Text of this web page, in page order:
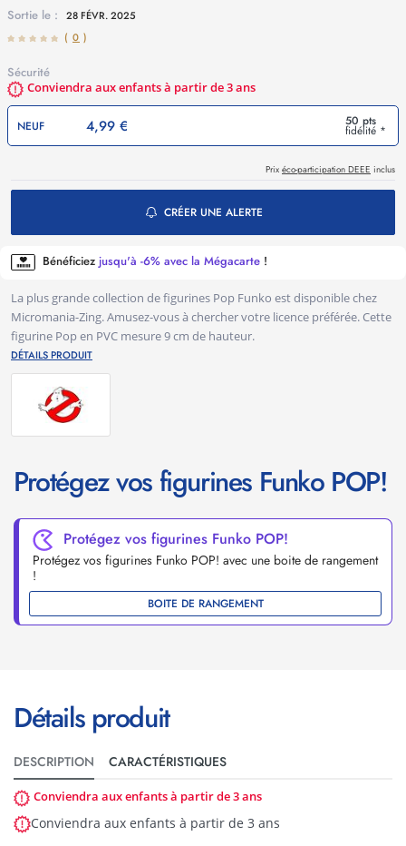
Sortie le :
28 FÉVR. 2025
( 0 )
Sécurité
Conviendra aux enfants à partir de 3 ans
NEUF 4,99 € 50 pts
fidélité *
Prix éco-participation DEEE inclus
CRÉER UNE ALERTE
Bénéficiez jusqu'à -6% avec la Mégacarte !
La plus grande collection de figurines Pop Funko est disponible chez
Micromania-Zing. Amusez-vous à chercher votre licence préférée. Cette
figurine Pop en PVC mesure 9 cm de hauteur.
DÉTAILS PRODUIT
Protégez vos figurines Funko POP!
Protégez vos figurines Funko POP!
Protégez vos figurines Funko POP! avec une boite de rangement
!
BOITE DE RANGEMENT
Détails produit
DESCRIPTION CARACTÉRISTIQUES
Conviendra aux enfants à partir de 3 ans
Conviendra aux enfants à partir de 3 ans